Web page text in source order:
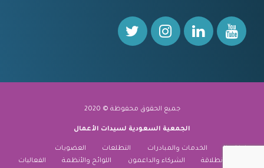
جميع الحقوق محفوظة © 2020
الجمعية السعودية لسيدات الأعمال
نبذة عنا الخدمات والمبادرات التطلعات
العضويات
منارة الانطلاقة
الشركاء والداعمون اللوائح والأنظمة الفعاليات